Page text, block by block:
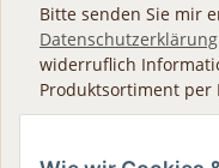
Bitte senden Sie mir
Datenschutzerklärung
widerruflich
Produktsortiment per